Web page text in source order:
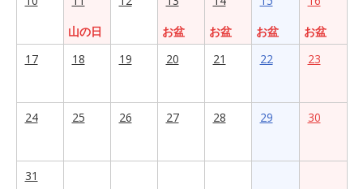
山の日
お盆
お盆
お盆
お盆
17
18 19 20 21 22 23
24 25 26 27 28 29 30
31